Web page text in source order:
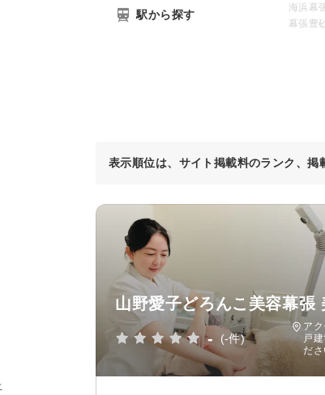
駅から探す
海浜幕
幕張豊
表示順位は、サイト掲載料のランク、掲
山野愛子どろんこ美容幕張
- (-件)
ア
戸
だ